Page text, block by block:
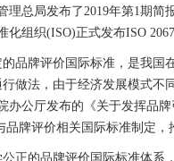
理总局发布了2019年第1期
化组织(ISO)正式发布ISO
品牌评价国际标准，是我
做法，由于经济发展模式
办公厅发布的《关于发挥品
牌评价相关国际标准制定
正的品牌评价国际标准体